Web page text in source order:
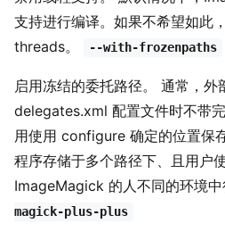
支持进行编译。如果不希望如
threads。
--with-frozenpaths
启用冻结的委托路径。 通常，外
delegates.xml 配置文件时不带
用使用 configure 确定的位置保
程序存储于多个路径下、且用户
ImageMagick 的人不同的环境中
magick-plus-plus